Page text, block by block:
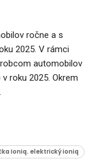
ročne a s
2025. V rámci
automobilov
roku 2025. Okrem
Ioniq. elektrický ioniq